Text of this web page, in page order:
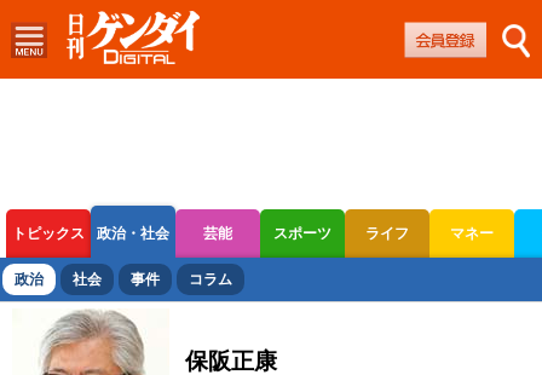
トピックス 政治・社会 芸能 スポーツ ライフ マネー
ボートレース 競輪 オートレース
政治 社会 事件 コラム
保阪正康